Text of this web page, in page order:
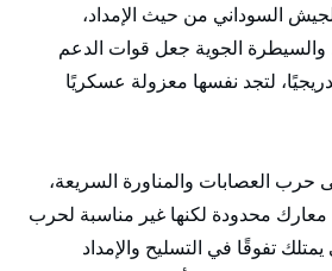
السوداني من حيث الإمداد،
والسيطرة الجوية جعل قوات الدعم
لتجد نفسها معزولة عسكريًا
حرب العصابات والمناورة السريعة،
محدودة لكنها غير مناسبة لحرب
تفوقًا في التسليح والإمداد